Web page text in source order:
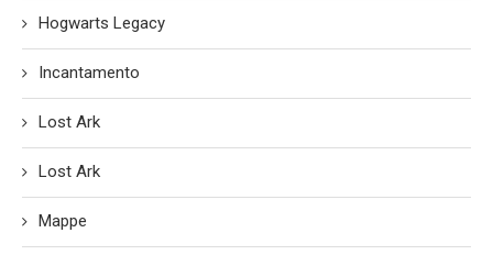
Hogwarts Legacy
Incantamento
Lost Ark
Lost Ark
Mappe